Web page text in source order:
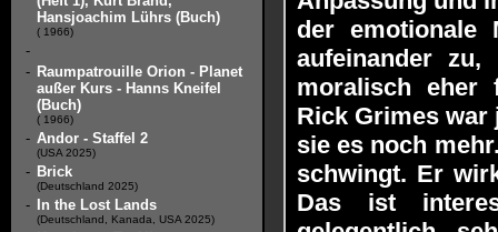
Hansjoachim Lührs (Buch)
( 1966)
-
- Raumpatrouille Orion - Planet
außer Kurs - Hanns Kneifel
(Buch)
( 1966)
- Andor - Staffel 2
(USA 2025)
- Brick
(Deutschland 2025)
- In the Lost Lands
(Deutschland, Kanada, USA 2025)
der emotionale
aufeinander zu,
moralisch eher
Rick Grimes war
sie es noch
schwingt. Er
Das ist